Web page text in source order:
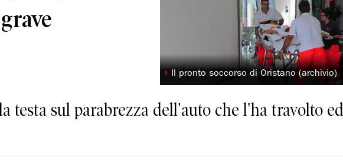
◗ Il pronto soccorso di Oristano (archivio)
testa sul parabrezza dell'auto che l'ha travolto